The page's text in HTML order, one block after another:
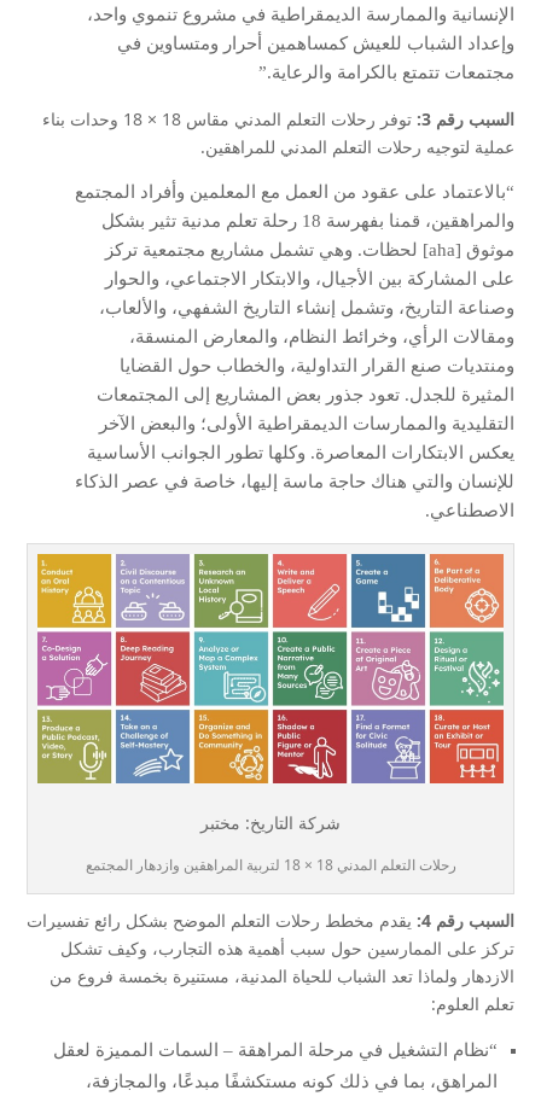
الإنسانية والممارسة الديمقراطية في مشروع تنموي واحد،
وإعداد الشباب للعيش كمساهمين أحرار ومتساوين في
مجتمعات تتمتع بالكرامة والرعاية.”
السبب رقم 3:
توفر رحلات التعلم المدني مقاس 18 × 18 وحدات بناء
عملية لتوجيه رحلات التعلم المدني للمراهقين.
“بالاعتماد على عقود من العمل مع المعلمين وأفراد المجتمع
والمراهقين، قمنا بفهرسة 18 رحلة تعلم مدنية تثير بشكل
موثوق [aha] لحظات. وهي تشمل مشاريع مجتمعية تركز
على المشاركة بين الأجيال، والابتكار الاجتماعي، والحوار
وصناعة التاريخ، وتشمل إنشاء التاريخ الشفهي، والألعاب،
ومقالات الرأي، وخرائط النظام، والمعارض المنسقة،
ومنتديات صنع القرار التداولية، والخطاب حول القضايا
المثيرة للجدل. تعود جذور بعض المشاريع إلى المجتمعات
التقليدية والممارسات الديمقراطية الأولى؛ والبعض الآخر
يعكس الابتكارات المعاصرة. وكلها تطور الجوانب الأساسية
للإنسان والتي هناك حاجة ماسة إليها، خاصة في عصر الذكاء
الاصطناعي.
شركة التاريخ: مختبر
رحلات التعلم المدني 18 × 18 لتربية المراهقين وازدهار المجتمع
السبب رقم 4:
يقدم مخطط رحلات التعلم الموضح بشكل رائع تفسيرات
تركز على الممارسين حول سبب أهمية هذه التجارب، وكيف تشكل
الازدهار ولماذا تعد الشباب للحياة المدنية، مستنيرة بخمسة فروع من
تعلم العلوم:
“نظام التشغيل في مرحلة المراهقة – السمات المميزة لعقل
المراهق، بما في ذلك كونه مستكشفًا مبدعًا، والمجازفة،